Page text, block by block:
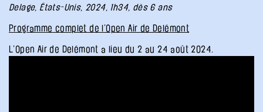
Delage, États-Unis, 2024, 1h34, dès 6 ans
Programme complet de l’Open Air de Delémont
L’Open Air de Delémont a lieu du 2 au 24 août 2024.